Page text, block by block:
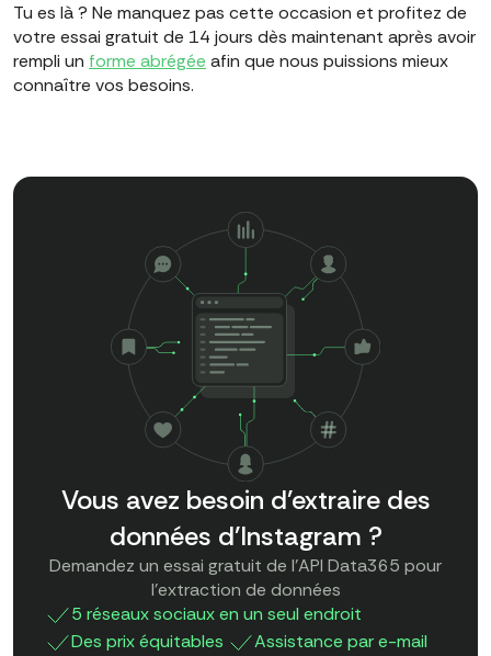
Tu es là ? Ne manquez pas cette occasion et profitez de
votre essai gratuit de 14 jours dès maintenant après avoir
rempli un forme abrégée afin que nous puissions mieux
connaître vos besoins.
Vous avez besoin d'extraire des
données d'Instagram ?
Demandez un essai gratuit de l'API Data365 pour
l'extraction de données
5 réseaux sociaux en un seul endroit
Des prix équitables
Assistance par e-mail